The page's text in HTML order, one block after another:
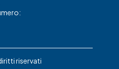
riservati